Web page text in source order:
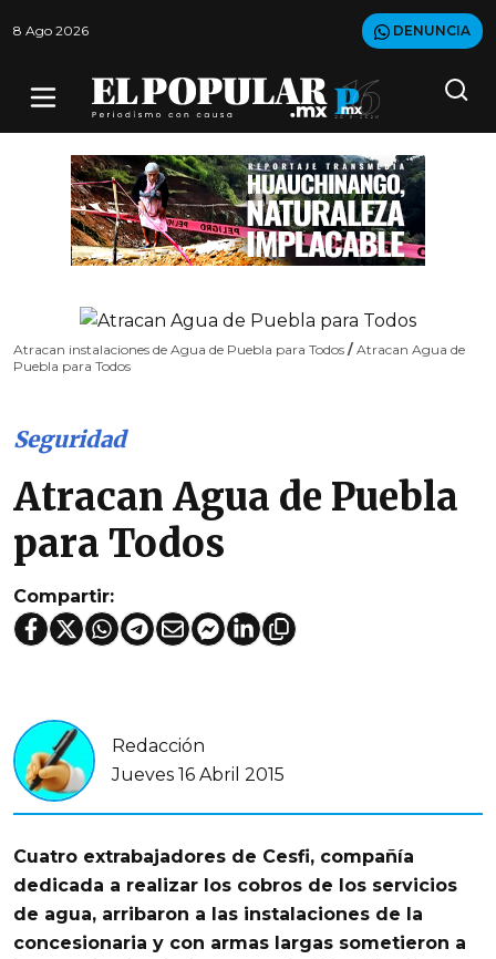
8 Ago 2026 DENUNCIA
Atracan instalaciones de Agua de Puebla para Todos / Atracan Agua de
Puebla para Todos
Seguridad
Atracan Agua de Puebla
para Todos
Compartir:
Redacción
Jueves 16 Abril 2015
Cuatro extrabajadores de Cesfi, compañía
dedicada a realizar los cobros de los servicios
de agua, arribaron a las instalaciones de la
concesionaria y con armas largas sometieron a